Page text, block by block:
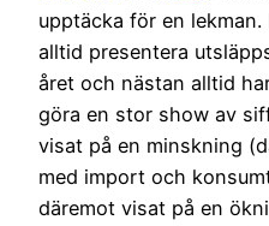
upptäcka för en
alltid presentera
året och nästan alltid
göra en stor show av
visat på en minskning
med import och
däremot visat på en